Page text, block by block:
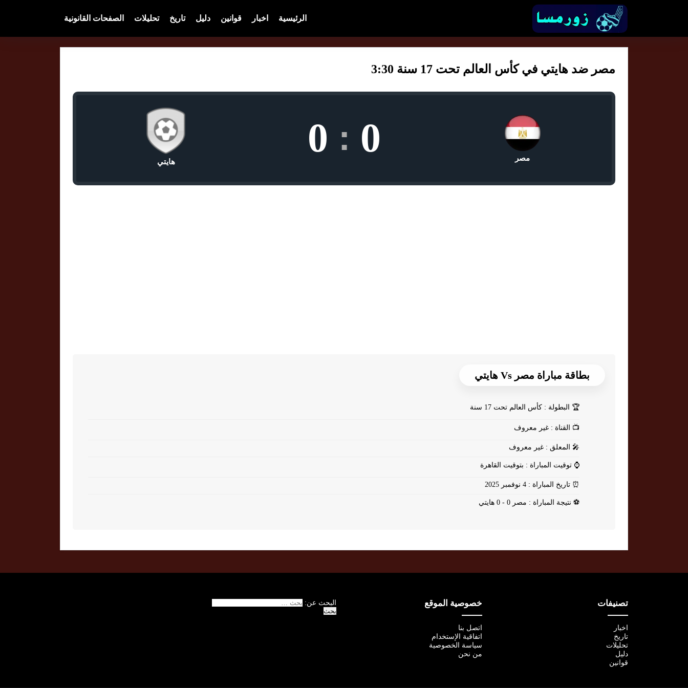
الرئيسية اخبار قوانين دليل تاريخ تحليلات الصفحات القانونية
مصر ضد هايتي في كأس العالم تحت 17 سنة 3:30
مصر 0
:
0
هايتي
بطاقة مباراة مصر Vs هايتي
🏆 البطولة : كأس العالم تحت 17 سنة
📺 القناة : غير معروف
🎤 المعلق : غير معروف
⌚ توقيت المباراة : بتوقيت القاهرة
⏰ تاريخ المباراة : 4 نوفمبر 2025
⚽ نتيجة المباراة : مصر 0 - 0 هايتي
تصنيفات
اخبار
تاريخ
تحليلات
دليل
قوانين
خصوصية الموقع
اتصل بنا
اتفاقية الإستخدام
سياسة الخصوصية
من نحن
البحث عن: